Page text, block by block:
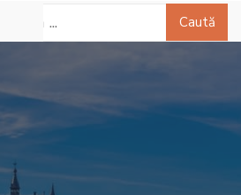
Caută